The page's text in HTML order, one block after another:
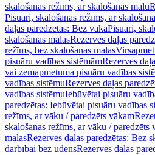
skalošanas režīms, ar skalošanas malu
Pisuāri, skalošanas režīms, ar
daļas paredzētas: Bez vākaPisuāri,
skalošanas malasRezerves daļas
režīms, bez skalošanas malas
pisuāru vadības sistēmāmRezerves
vai zemapmetuma pisuāru vadības
vadības sistēmuRezerves daļas
vadības sistēmuIebūvētai pisuāru
paredzētas: Iebūvētai pisuāru vadības
režīms, ar vāku / paredzēts vākam
skalošanas režīms, ar vāku / paredzēts
malasRezerves daļas paredzētas: Bez
darbībai bez ūdensRezerves daļas